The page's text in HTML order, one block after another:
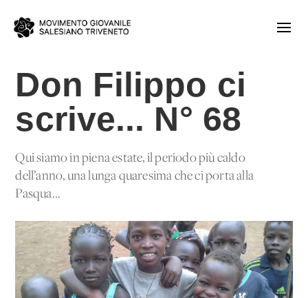
Don Filippo ci
scrive... N° 68
Qui siamo in piena estate, il periodo più caldo
dell’anno, una lunga quaresima che ci porta alla
Pasqua...